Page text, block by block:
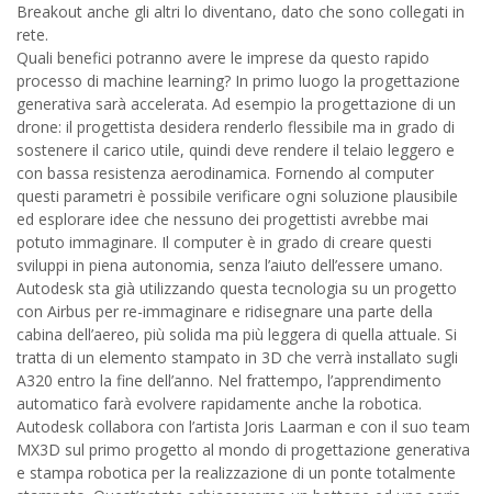
Breakout anche gli altri lo diventano, dato che sono collegati in
rete.
Quali benefici potranno avere le imprese da questo rapido
processo di machine learning? In primo luogo la progettazione
generativa sarà accelerata. Ad esempio la progettazione di un
drone: il progettista desidera renderlo flessibile ma in grado di
sostenere il carico utile, quindi deve rendere il telaio leggero e
con bassa resistenza aerodinamica. Fornendo al computer
questi parametri è possibile verificare ogni soluzione plausibile
ed esplorare idee che nessuno dei progettisti avrebbe mai
potuto immaginare. Il computer è in grado di creare questi
sviluppi in piena autonomia, senza l’aiuto dell’essere umano.
Autodesk sta già utilizzando questa tecnologia su un progetto
con Airbus per re-immaginare e ridisegnare una parte della
cabina dell’aereo, più solida ma più leggera di quella attuale. Si
tratta di un elemento stampato in 3D che verrà installato sugli
A320 entro la fine dell’anno. Nel frattempo, l’apprendimento
automatico farà evolvere rapidamente anche la robotica.
Autodesk collabora con l’artista Joris Laarman e con il suo team
MX3D sul primo progetto al mondo di progettazione generativa
e stampa robotica per la realizzazione di un ponte totalmente